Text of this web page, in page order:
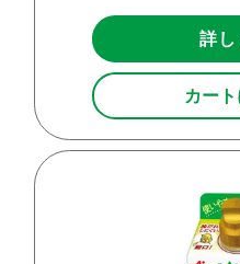
詳し
カー